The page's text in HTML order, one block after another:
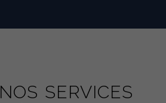
NOS SERVICES